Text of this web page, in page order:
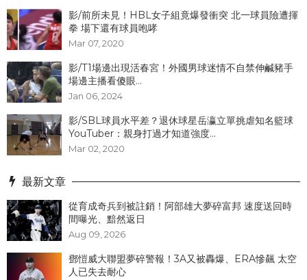
影/前所未見！HBL女子組竟爆發衝突 北一球員險遭揮
拳 場下還有球員咆哮
Mar 07, 2020
影/T1場邊出現活春宮！外國男球迷情不自禁伸鹹豬手
場邊主播看傻眼...
Jan 06, 2024
影/SBL球員水平差？退休球星岳瀛立單挑虐知名籃球
YouTuber：親身打過才知道強度...
Mar 02, 2020
最新文章
從育成奇兵到被註銷！阿部雄大夢碎富邦 速度送回時
間曝光、黯然返日
Aug 09, 2026
鄧愷威大聯盟夢碎警報！3A又被轟爆、ERA慘飆 太空
人已失去耐心